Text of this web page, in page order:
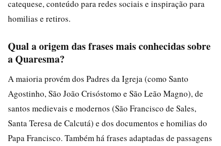
catequese, conteúdo para redes sociais e inspiração para
homilias e retiros.
Qual a origem das frases mais conhecidas sobre
a Quaresma?
A maioria provém dos Padres da Igreja (como Santo
Agostinho, São João Crisóstomo e São Leão Magno), de
santos medievais e modernos (São Francisco de Sales,
Santa Teresa de Calcutá) e dos documentos e homilias do
Papa Francisco. Também há frases adaptadas de passagens